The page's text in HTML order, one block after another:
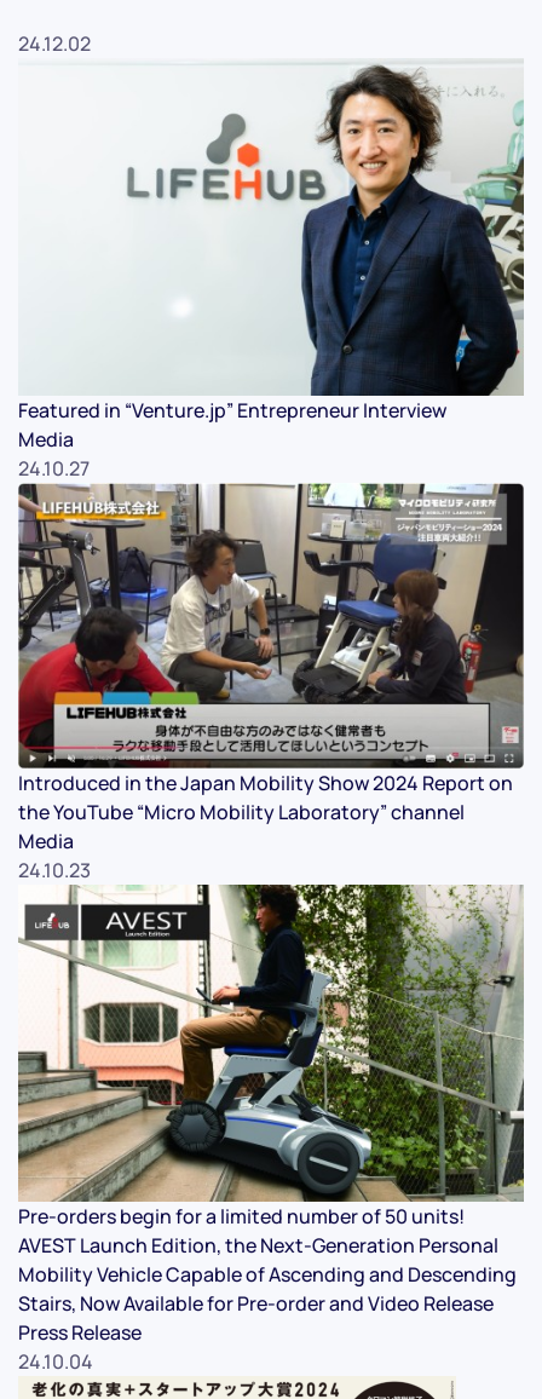
24.12.02
Featured in “Venture.jp” Entrepreneur Interview
Media
24.10.27
Introduced in the Japan Mobility Show 2024 Report on
the YouTube “Micro Mobility Laboratory” channel
Media
24.10.23
Pre-orders begin for a limited number of 50 units!
AVEST Launch Edition, the Next-Generation Personal
Mobility Vehicle Capable of Ascending and Descending
Stairs, Now Available for Pre-order and Video Release
Press Release
24.10.04